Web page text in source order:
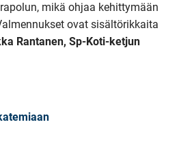
mikä ohjaa kehittymään
ovat sisältörikkaita
Rantanen, Sp-Koti-ketjun